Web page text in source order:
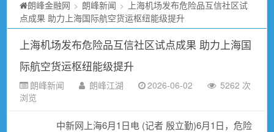
朗峰金融网 > 朗峰新闻 >
上海机场发布危险品互信社区试
点成果 助力上海国际航空货运枢纽能级提升
上海机场发布危险品互信社区试点成果 助力上海国
际航空货运枢纽能级提升
朗峰新闻 朗峰江湖 2026-06-02
5262 次
浏览
中新网上海6月1日电 (记者 殷立勤)6月1日，危险